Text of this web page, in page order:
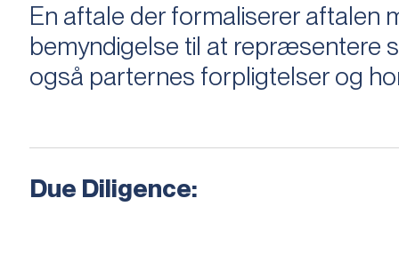
En aftale der formaliserer
bemyndigelse til at repræsentere
også parternes forpligtelser og
Due Diligence: